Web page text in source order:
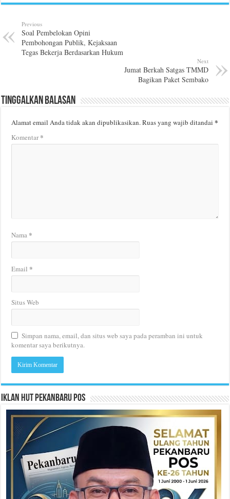
Previous
Soal Pembelokan Opini
Pembohongan Publik, Kejaksaan
Tegas Bekerja Berdasarkan Hukum
Next
Jumat Berkah Satgas TMMD
Bagikan Paket Sembako
Tinggalkan Balasan
Alamat email Anda tidak akan dipublikasikan.Ruas yang wajib ditandai*
Komentar*
Nama *
Email *
Situs Web
Simpan nama, email, dan situs web saya pada peramban ini untuk
komentar saya berikutnya.
Iklan HUT Pekanbaru Pos